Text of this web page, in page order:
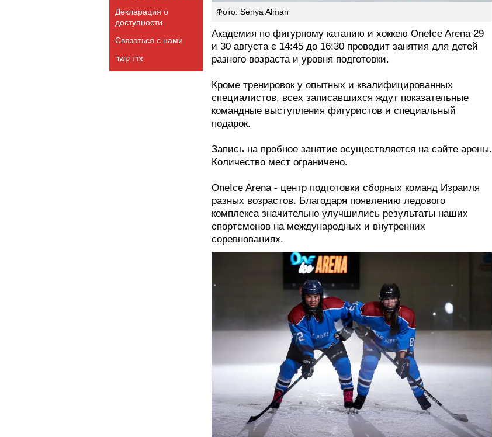
Декларация о
доступности
Связаться с нами
צרו קשר
Фото: Senya Alman
Академия по фигурному катанию и хоккею OneIce Arena 29
и 30 августа с 14:45 до 16:30 проводит занятия для детей
разного возраста и уровня подготовки.
Кроме тренировок у опытных и квалифицированных
специалистов, всех записавшихся ждут показательные
командные выступления фигуристов и специальный
подарок.
Запись на пробное занятие осуществляется на сайте арены.
Количество мест ограничено.
OneIce Arena - центр подготовки сборных команд Израиля
разных возрастов. Благодаря появлению ледового
комплекса значительно улучшились результаты наших
спортсменов на международных и внутренних
соревнованиях.